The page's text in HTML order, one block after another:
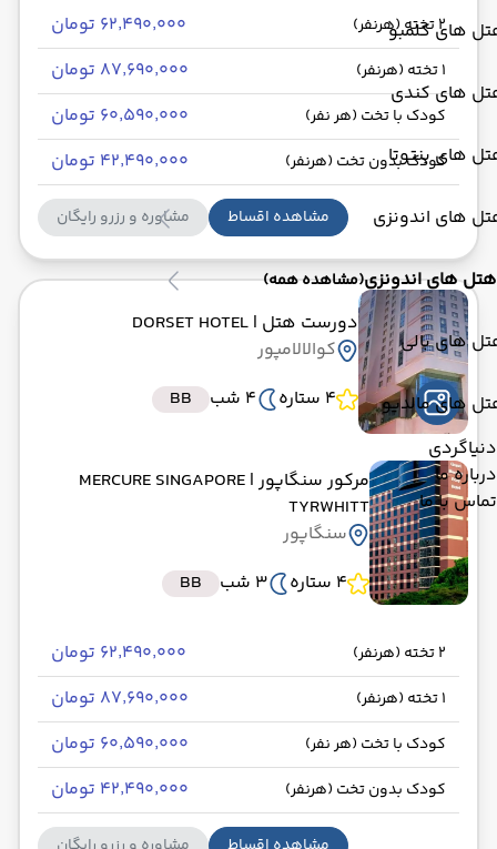
های کلمبو
های کندی
های بنتوتا
های اندونزی
هتل های اندونزی(مشاهده همه)
های بالی
های مالدیو
دنیاگردی
درباره ما
تماس با ما
2 تخته (هرنفر) ۶۲٬۴۹۰٬۰۰۰ تومان
1 تخته (هرنفر) ۸۷٬۶۹۰٬۰۰۰ تومان
کودک با تخت (هر نفر) ۶۰٬۵۹۰٬۰۰۰ تومان
کودک بدون تخت (هرنفر) ۴۲٬۴۹۰٬۰۰۰ تومان
مشاهده اقساط مشاوره و رزرو رایگان
دورست هتل | DORSET HOTEL
کوالالامپور
4 ستاره
4 شب BB
مرکور سنگاپور | MERCURE SINGAPORE
TYRWHITT
سنگاپور
4 ستاره
3 شب BB
2 تخته (هرنفر) ۶۲٬۴۹۰٬۰۰۰ تومان
1 تخته (هرنفر) ۸۷٬۶۹۰٬۰۰۰ تومان
کودک با تخت (هر نفر) ۶۰٬۵۹۰٬۰۰۰ تومان
کودک بدون تخت (هرنفر) ۴۲٬۴۹۰٬۰۰۰ تومان